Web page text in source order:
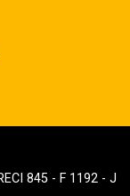
845 - F 1192 - J